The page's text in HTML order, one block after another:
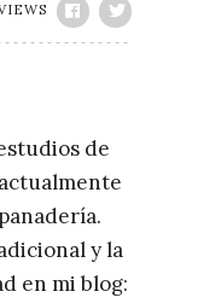
de
y la
en mi blog: